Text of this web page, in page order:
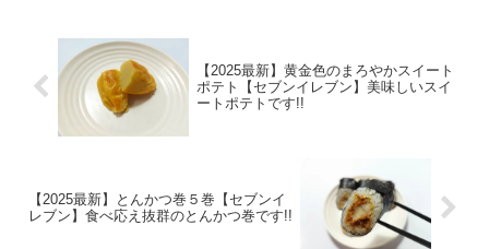
【2025最新】黄金色のまろやかスイート
ポテト【セブンイレブン】美味しいスイ
ートポテトです!!
【2025最新】とんかつ巻５巻【セブンイ
レブン】食べ応え抜群のとんかつ巻です!!